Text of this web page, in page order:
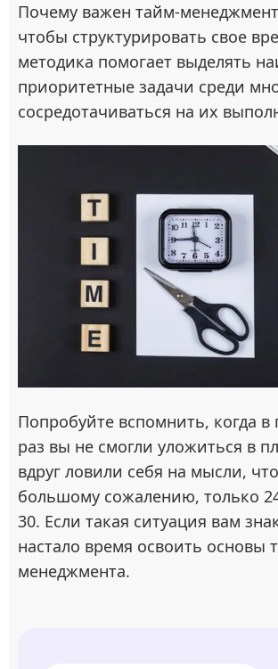
Почему важен тайм-
чтобы структурировать свое
методика помогает выделять
приоритетные задачи среди
сосредотачиваться на их
Попробуйте вспомнить, когда в
раз вы не смогли уложиться в
вдруг ловили себя на мысли,
большому сожалению, только
30. Если такая ситуация вам
настало время освоить основы
менеджмента.